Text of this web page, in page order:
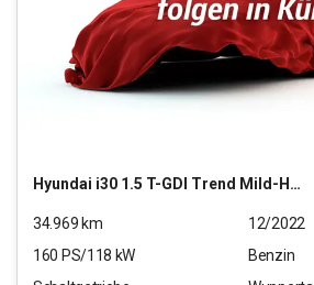
Hyundai i30 1.5 T-GDI Trend Mild-Hybrid (EURO 6d)(OPF)
34.969 km
12/2022
160 PS/118 kW
Benzin